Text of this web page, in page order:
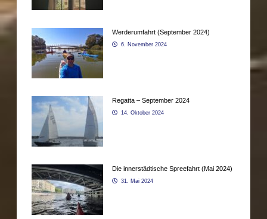
Werderumfahrt (September 2024)
6. November 2024
Regatta – September 2024
14. Oktober 2024
Die innerstädtische Spreefahrt (Mai 2024)
31. Mai 2024